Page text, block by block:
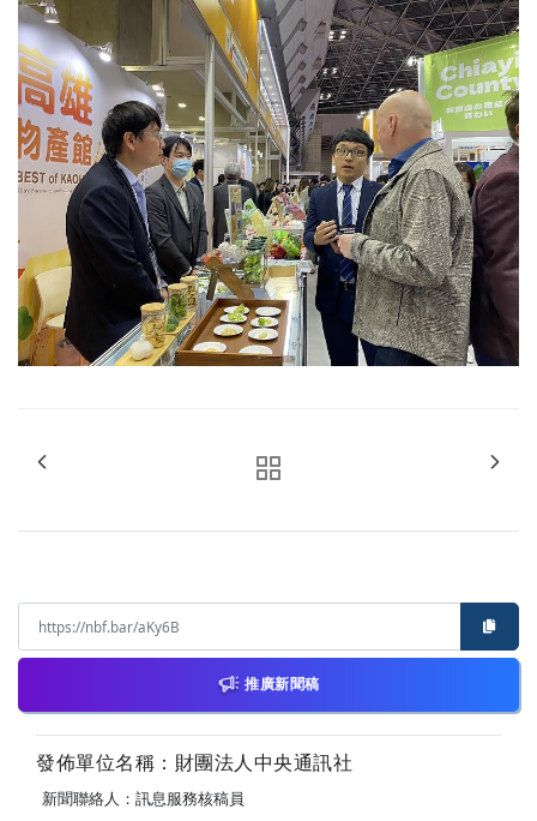
推廣新聞稿
發佈單位名稱：財團法人中央通訊社
新聞聯絡人：訊息服務核稿員